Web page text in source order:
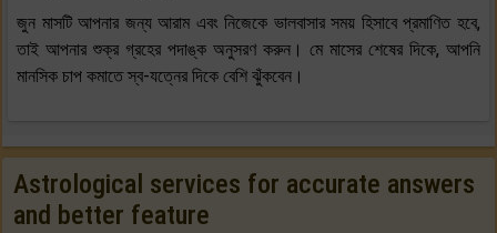
জুন মাসটি আপনার জন্য আরাম এবং নিজেকে ভালবাসার সময় হিসাবে প্রমাণিত হবে,
তাই আপনার শুক্র গ্রহের পদাঙ্ক অনুসরণ করুন। মে মাসের শেষের দিকে, আপনি
মানসিক চাপ কমাতে স্ব-যত্নের দিকে বেশি ঝুঁকবেন।
Astrological services for accurate answers
and better feature